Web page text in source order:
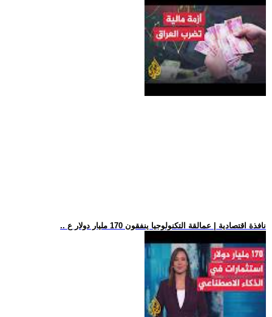
.. نافذة اقتصادية | عمالقة التكنولوجيا ينفقون 170 مليار دولار ع